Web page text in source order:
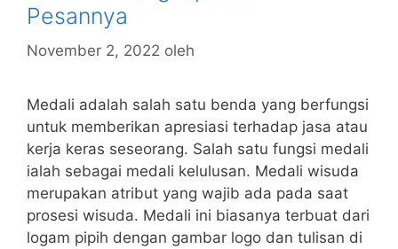
Pesannya
November 2, 2022 oleh
Medali adalah salah satu benda yang berfungsi
untuk memberikan apresiasi terhadap jasa atau
kerja keras seseorang. Salah satu fungsi medali
ialah sebagai medali kelulusan. Medali wisuda
merupakan atribut yang wajib ada pada saat
prosesi wisuda. Medali ini biasanya terbuat dari
logam pipih dengan gambar logo dan tulisan di